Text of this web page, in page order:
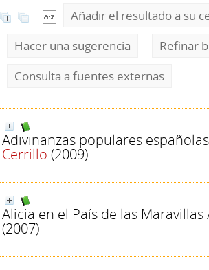
Añadir el resultado a su
Hacer una sugerencia
Refinar
Consulta a fuentes externas
Adivinanzas populares españolas
Cerrillo (2009)
Alicia en el País de las Maravillas
(2007)